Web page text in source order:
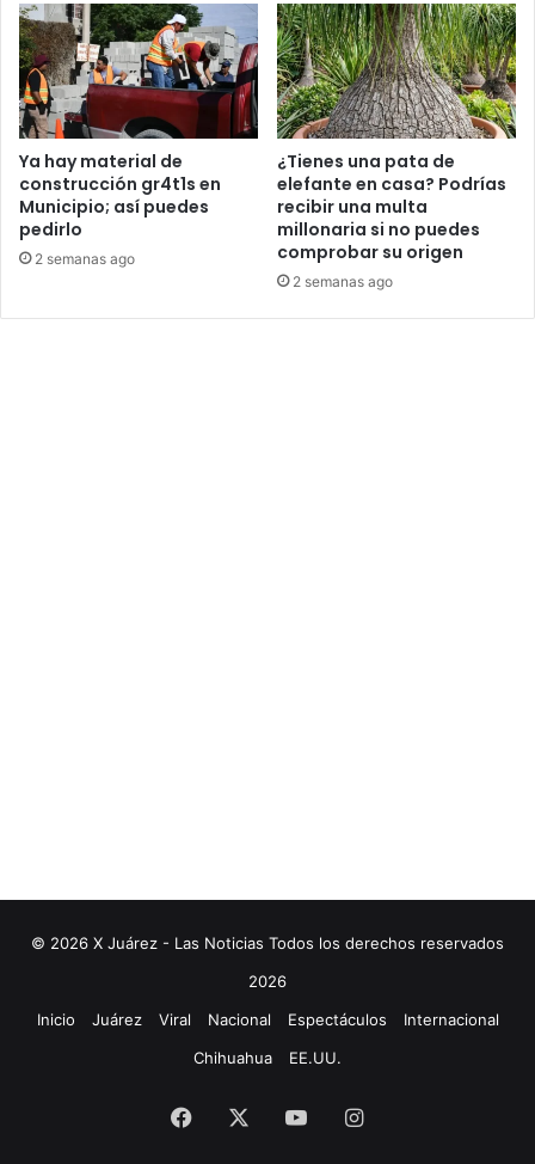
Ya hay material de
construcción gr4t1s en
Municipio; así puedes
pedirlo
2 semanas ago
¿Tienes una pata de
elefante en casa? Podrías
recibir una multa
millonaria si no puedes
comprobar su origen
2 semanas ago
© 2026 X Juárez - Las Noticias Todos los derechos reservados
2026
Inicio
Juárez Viral Nacional Espectáculos
Internacional
Chihuahua
EE.UU.
Facebook YouTubeInstagram